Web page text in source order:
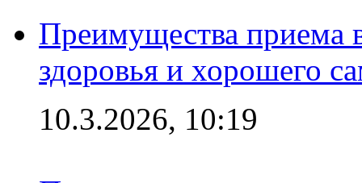
Преимущества приема
здоровья и хорошего
10.3.2026, 10:19